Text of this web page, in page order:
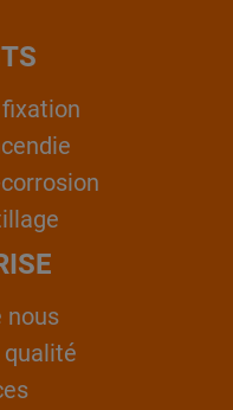
nous
qualité